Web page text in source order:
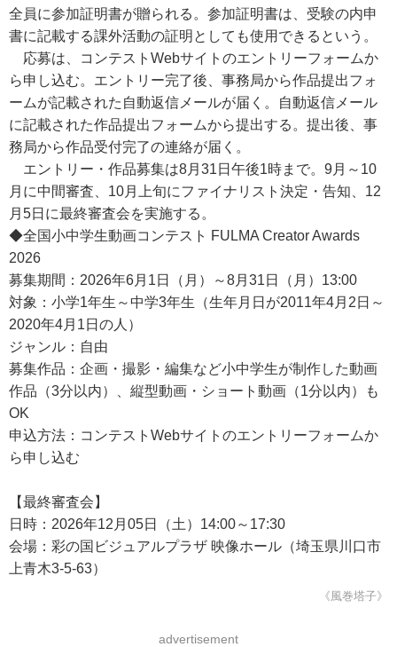
全員に参加証明書が贈られる。参加証明書は、受験の内申
書に記載する課外活動の証明としても使用できるという。
応募は、コンテストWebサイトのエントリーフォームか
ら申し込む。エントリー完了後、事務局から作品提出フォ
ームが記載された自動返信メールが届く。自動返信メール
に記載された作品提出フォームから提出する。提出後、事
務局から作品受付完了の連絡が届く。
エントリー・作品募集は8月31日午後1時まで。9月～10
月に中間審査、10月上旬にファイナリスト決定・告知、12
月5日に最終審査会を実施する。
◆全国小中学生動画コンテスト FULMA Creator Awards
2026
募集期間：2026年6月1日（月）～8月31日（月）13:00
対象：小学1年生～中学3年生（生年月日が2011年4月2日～
2020年4月1日の人）
ジャンル：自由
募集作品：企画・撮影・編集など小中学生が制作した動画
作品（3分以内）、縦型動画・ショート動画（1分以内）も
OK
申込方法：コンテストWebサイトのエントリーフォームか
ら申し込む
【最終審査会】
日時：2026年12月05日（土）14:00～17:30
会場：彩の国ビジュアルプラザ 映像ホール（埼玉県川口市
上青木3-5-63）
《風巻塔子》
advertisement